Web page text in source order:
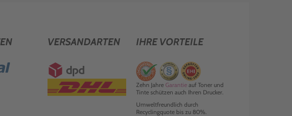
VERSANDARTEN IHRE VORTEILE
Zehn Jahre Garantieauf Toner und
Tinte schützen auch Ihren Drucker.
Umweltfreundlich durch
Recyclingquote bis zu 80%.